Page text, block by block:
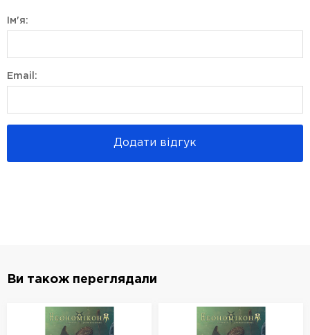
Ім'я:
Email:
Додати відгук
Ви також переглядали